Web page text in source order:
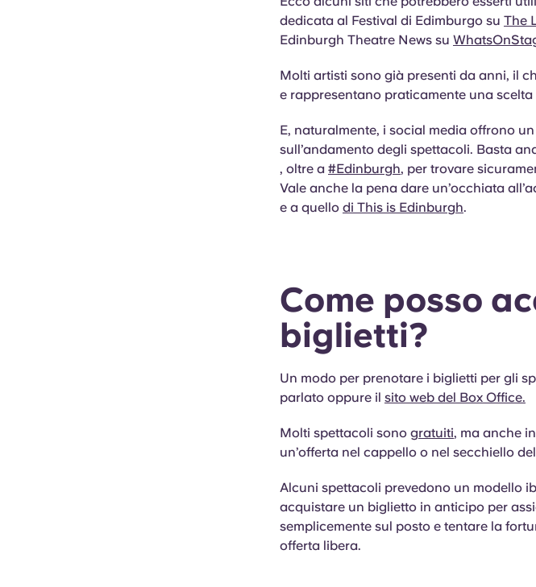
dedicata al Festival di Edimburgo su The
Edinburgh Theatre News su
Molti artisti sono già presenti da anni, il
e rappresentano praticamente una scelta
E, naturalmente, i social media offrono
sull’andamento degli spettacoli. Basta
, oltre a #Edinburgh, per trovare
Vale anche la pena dare un’occhiata
e a quello di This is Edinburgh.
Come posso
biglietti?
Un modo per prenotare i biglietti per gli
parlato oppure il sito web del Box Office.
Molti spettacoli sono gratuiti, ma anche
un’offerta nel cappello o nel secchiello
Alcuni spettacoli prevedono un modello
acquistare un biglietto in anticipo per
semplicemente sul posto e tentare la
offerta libera.